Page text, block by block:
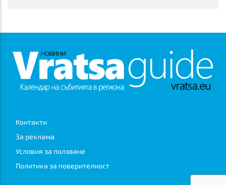
Контакти
За реклама
Условия за ползване
Политика за поверителност